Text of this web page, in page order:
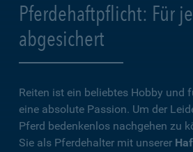
Pferdehaftpflicht: Für
abgesichert
Reiten ist ein beliebtes Hobby und
eine absolute Passion. Um der
Pferd bedenkenlos nachgehen zu
Sie als Pferdehalter mit unserer